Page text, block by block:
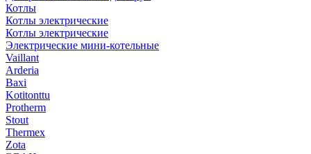
Котлы
Котлы электрические
Котлы электрические
Электрические мини-котельные
Vaillant
Arderia
Baxi
Kotitonttu
Protherm
Stout
Thermex
Zota